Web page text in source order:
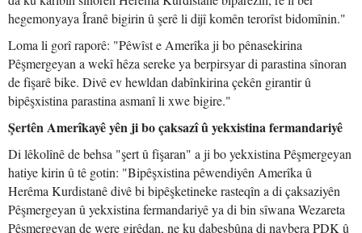
hegemonyaya Îranê bigirin û şerê li dijî komên terorîst bidomînin."
Loma li gorî raporê: "Pêwîst e Amerîka ji bo pênasekirina
Pêşmergeyan a wekî hêza sereke ya berpirsyar di parastina sînoran
de fişarê bike. Divê ev hewldan dabînkirina çekên girantir û
bipêşxistina parastina asmanî li xwe bigire."
Şertên Amerîkayê yên ji bo çaksazî û yekxistina fermandariyê
Di lêkolînê de behsa "şert û fişaran" a ji bo yekxistina Pêşmergeyan
hatiye kirin û tê gotin: "Bipêşxistina pêwendiyên Amerîka û
Herêma Kurdistanê divê bi bipêşketineke rasteqîn a di çaksaziyên
Pêşmergeyan û yekxistina fermandariyê ya di bin sîwana Wezareta
Pêşmergeyan de were girêdan, ne ku dabeşbûna di navbera PDK û